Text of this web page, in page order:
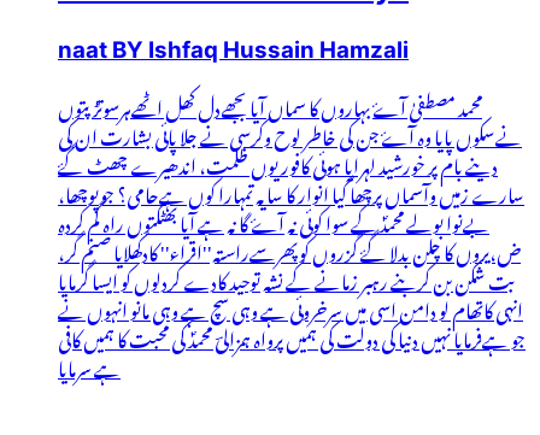
naat BY Ishfaq Hussain Hamzali
محمد مصطفیٰ آۓ بہاروں کا سماں آیا بجھےدل کھل اٹھےہرسوتڑپتوں
نےسکوں پایا وہ آۓ جن کی خاطر لوح وکرسی نے جلا پائی بشارت ان کی
دینے بام پر خورشید لہرایا ہوئی کافور یوں ظلمت، اندھیرے چھٹ گۓ
سارے زمیں وآسماں پرچھا گیا انوار کا سایہ تمہارا کوں ہےحامی؟ جوپوچھا،
بےنوا بولے محمدؐ کے سوا کوئی نہ آۓ گا نہ ہے آیا بھٹکتوں راہ گم کردہ
ض،یروں کا چلن بدلا گۓ گزروں کوپھرسےراستہ''اقراء'' کادکھلایا صنم گر،
بت شکن بن کربنے رہبر زمانے کے نشہ توحید کادے کردلوں کو ایسا گرمایا
انہی کاتھام لو دامن اسی میں سرخروئی ہے وہی سچ ہے وہی مانو انہوں نے
جو ہےفرمایا نہیں دنیا کی دولت کی ہمیں پرواہ ہمزالیؔ محمدؐ کی محبت کا ہمیں کافی
ہے سرمایا